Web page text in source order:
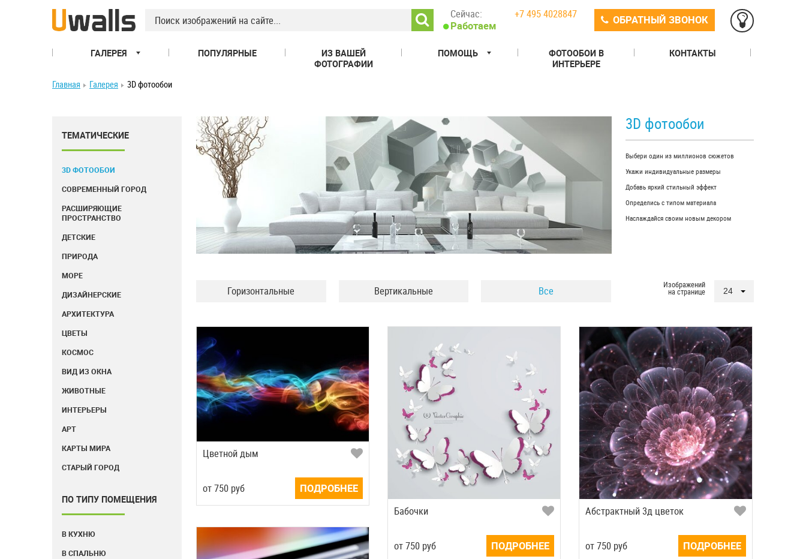
Сейчас:
Работаем
+7 495 4028847 ОБРАТНЫЙ ЗВОНОК
ГАЛЕРЕЯ ПОПУЛЯРНЫЕ
ИЗ ВАШЕЙ
ФОТОГРАФИИ
ПОМОЩЬ
ФОТООБОИ В
ИНТЕРЬЕРЕ
КОНТАКТЫ
Главная Галерея 3D фотообои
ТЕМАТИЧЕСКИЕ
3D ФОТООБОИ
СОВРЕМЕННЫЙ ГОРОД
РАСШИРЯЮЩИЕ
ПРОСТРАНСТВО
ДЕТСКИЕ
ПРИРОДА
МОРЕ
ДИЗАЙНЕРСКИЕ
АРХИТЕКТУРА
ЦВЕТЫ
КОСМОС
ВИД ИЗ ОКНА
ЖИВОТНЫЕ
ИНТЕРЬЕРЫ
АРТ
КАРТЫ МИРА
СТАРЫЙ ГОРОД
ПО ТИПУ ПОМЕЩЕНИЯ
В КУХНЮ
В СПАЛЬНЮ
3D фотообои
Выбери один из миллионов сюжетов
Укажи индивидуальные размеры
Добавь яркий стильный эффект
Определись с типом материала
Наслаждайся своим новым декором
Горизонтальные Вертикальные Все 24
Изображений
на странице
Цветной дым
от750руб ПОДРОБНЕЕ
Бабочки
от750 руб ПОДРОБНЕЕ
Абстрактный 3д цветок
от750 руб ПОДРОБНЕЕ